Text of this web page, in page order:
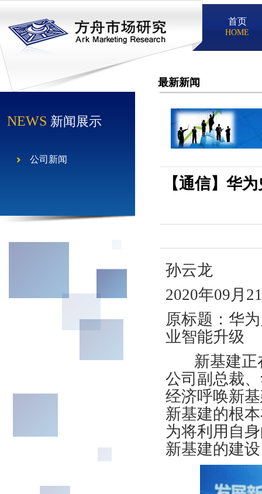
首页
HOME
最新新闻
NEWS 新闻展示
公司新闻
【通信】华
孙云龙
2020年09月
原标题：华
业智能升级
新基建正
公司副总裁
经济呼唤新
新基建的根
为将利用自
新基建的建